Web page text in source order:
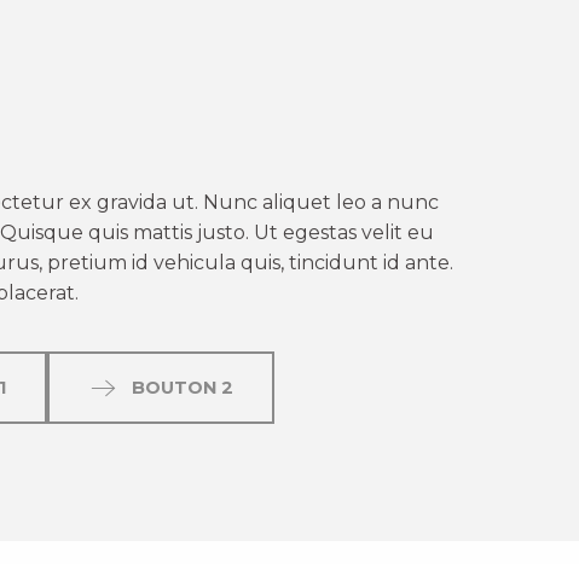
aux favoris
ex gravida ut. Nunc aliquet leo a nunc
quis mattis justo. Ut egestas velit eu
pretium id vehicula quis, tincidunt id ante.
BOUTON 2